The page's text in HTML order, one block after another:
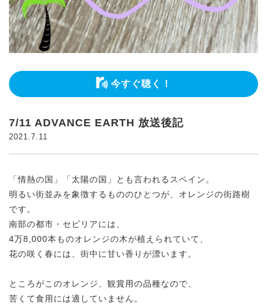
今すぐ聴く！
7/11 ADVANCE EARTH 放送後記
2021.7.11
「情熱の国」「太陽の国」とも言われるスペイン。
明るい街並みを象徴するもののひとつが、オレンジの街路樹
です。
南部の都市・セビリアには、
4万8,000本ものオレンジの木が植えられていて、
花の咲く春には、街中に甘い香りが漂います。
ところがこのオレンジ、観賞用の品種なので、
苦くて食用には適していません。